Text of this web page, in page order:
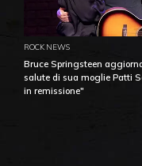
ROCK NEWS
Bruce Springsteen
salute di sua moglie Patti
in remissione"